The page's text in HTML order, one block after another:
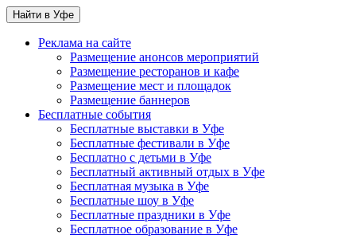
Найти в Уфе
Реклама на сайте
Размещение анонсов мероприятий
Размещение ресторанов и кафе
Размещение мест и площадок
Размещение баннеров
Бесплатные события
Бесплатные выставки в Уфе
Бесплатные фестивали в Уфе
Бесплатно с детьми в Уфе
Бесплатный активный отдых в Уфе
Бесплатная музыка в Уфе
Бесплатные шоу в Уфе
Бесплатные праздники в Уфе
Бесплатное образование в Уфе